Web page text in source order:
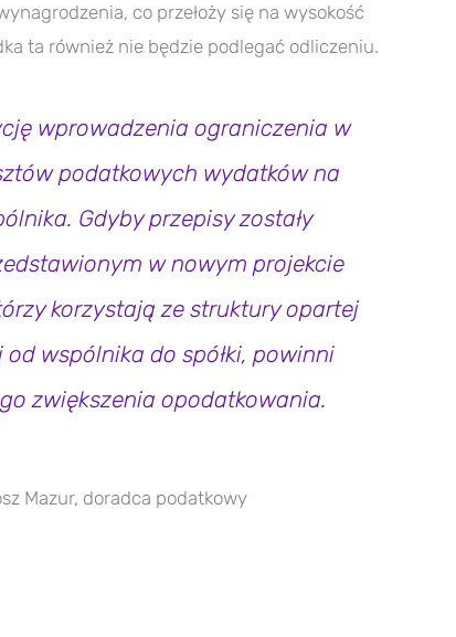
co przełoży się na wysokość
ta również nie będzie podlegać odliczeniu.
wprowadzenia ograniczenia w
podatkowych wydatków na
Gdyby przepisy zostały
w nowym projekcie
korzystają ze struktury opartej
wspólnika do spółki, powinni
zwiększenia opodatkowania.
Mazur, doradca podatkowy